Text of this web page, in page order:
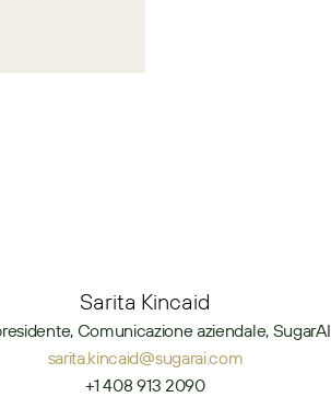
Sarita Kincaid
Comunicazione aziendale, SugarAI
sarita.kincaid@sugarai.com
+1 408 913 2090